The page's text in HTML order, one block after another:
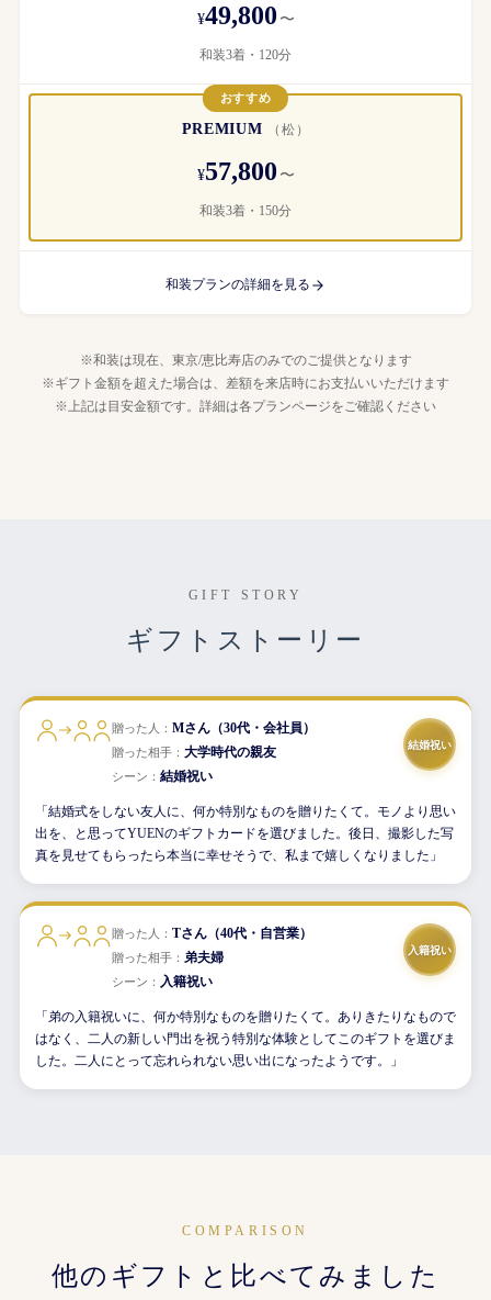
¥49,800 〜
和装3着・120分
おすすめ
PREMIUM （松）
¥57,800 〜
和装3着・150分
和装プランの詳細を見る
※和装は現在、東京/恵比寿店のみでのご提供となります
※ギフト金額を超えた場合は、差額を来店時にお支払いいただけます
※上記は目安金額です。詳細は各プランページをご確認ください
GIFT STORY
ギフトストーリー
贈った人： Mさん（30代・会社員）
贈った相手： 大学時代の親友
シーン： 結婚祝い
結婚祝い
「結婚式をしない友人に、何か特別なものを贈りたくて。モノより思い
出を、と思ってYUENのギフトカードを選びました。後日、撮影した写
真を見せてもらったら本当に幸せそうで、私まで嬉しくなりました」
贈った人： Tさん（40代・自営業）
贈った相手： 弟夫婦
シーン： 入籍祝い
入籍祝い
「弟の入籍祝いに、何か特別なものを贈りたくて。ありきたりなもので
はなく、二人の新しい門出を祝う特別な体験としてこのギフトを選びま
した。二人にとって忘れられない思い出になったようです。」
COMPARISON
他のギフトと比べてみました